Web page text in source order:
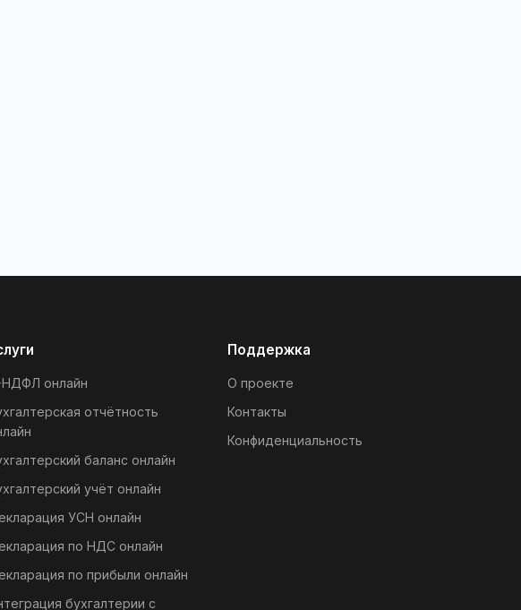
онлайн
отчётность
баланс онлайн
учёт онлайн
УСН онлайн
по НДС онлайн
по прибыли онлайн
бухгалтерии с
Поддержка
О проекте
Контакты
Конфиденциальность